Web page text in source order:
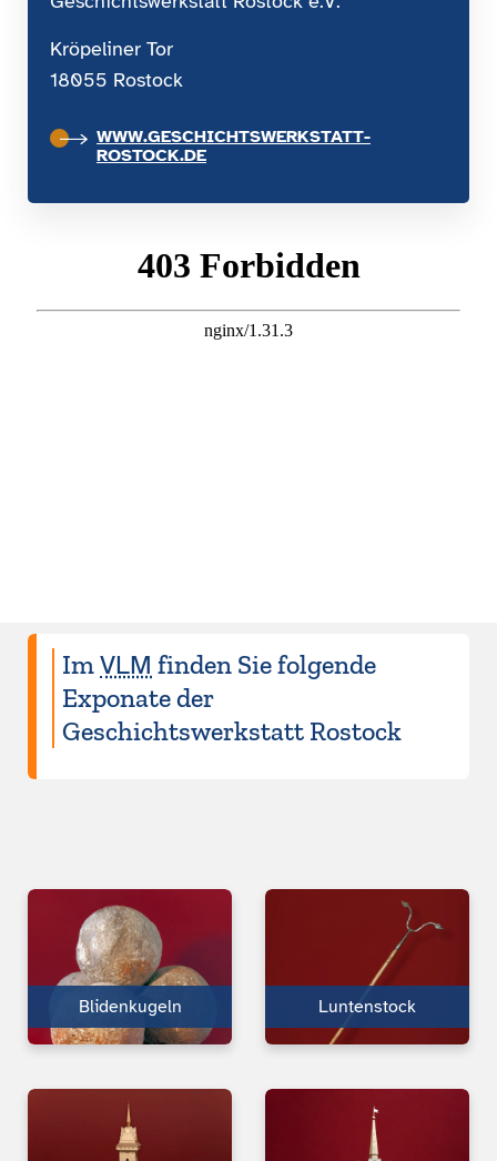
Kröpeliner Tor
18055 Rostock
WWW.GESCHICHTSWERKSTATT-
ROSTOCK.DE
ImVLM finden Sie folgende
Exponate der
Geschichtswerkstatt Rostock
Bliden­kugeln Luntenstock